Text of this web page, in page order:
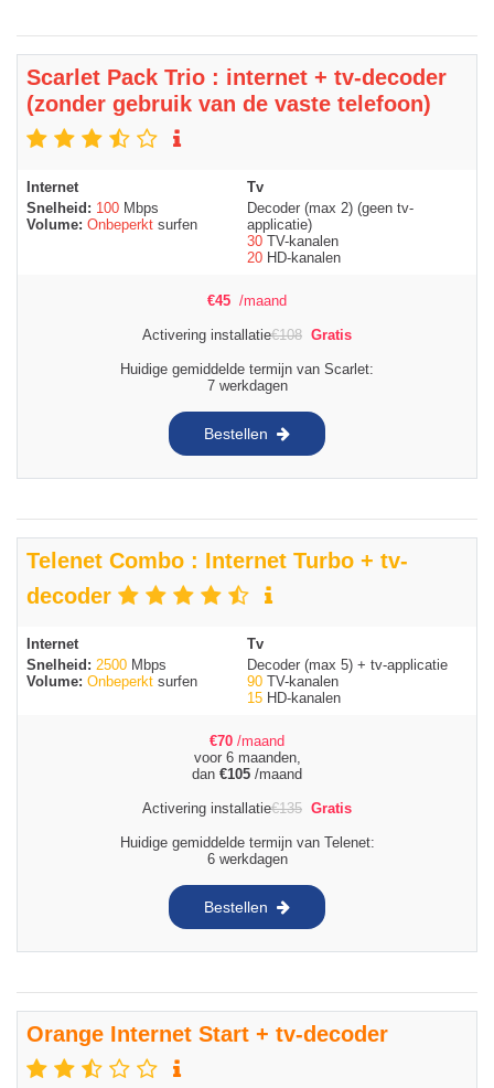
Scarlet Pack Trio : internet + tv-decoder
(zonder gebruik van de vaste telefoon)
Internet
Snelheid: 100 Mbps
Volume: Onbeperkt surfen
Tv
Decoder (max 2) (geen tv-
applicatie)
30 TV-kanalen
20 HD-kanalen
€45 /maand
Activering installatie€108 Gratis
Huidige gemiddelde termijn van Scarlet:
7 werkdagen
Bestellen
Telenet Combo : Internet Turbo + tv-
decoder
Internet
Snelheid: 2500 Mbps
Volume: Onbeperkt surfen
Tv
Decoder (max 5) + tv-applicatie
90 TV-kanalen
15 HD-kanalen
€70 /maand
voor 6 maanden,
dan €105 /maand
Activering installatie€135 Gratis
Huidige gemiddelde termijn van Telenet:
6 werkdagen
Bestellen
Orange Internet Start + tv-decoder